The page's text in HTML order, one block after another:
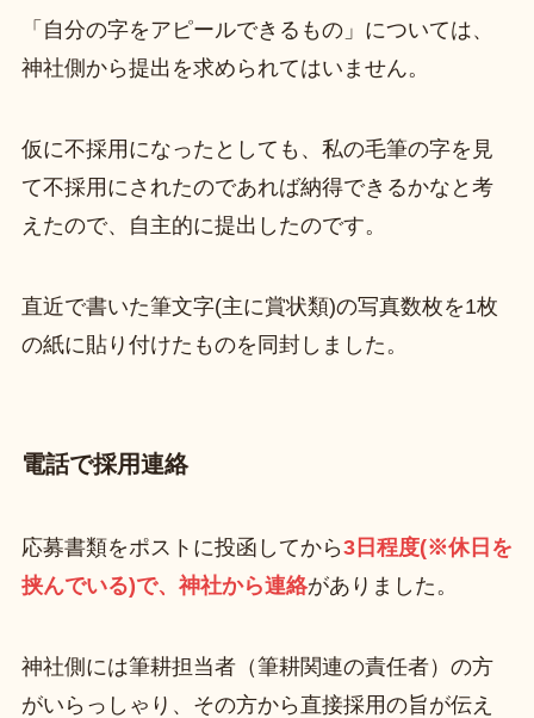
「自分の字をアピールできるもの」については、
神社側から提出を求められてはいません。
仮に不採用になったとしても、私の毛筆の字を見
て不採用にされたのであれば納得できるかなと考
えたので、自主的に提出したのです。
直近で書いた筆文字(主に賞状類)の写真数枚を1枚
の紙に貼り付けたものを同封しました。
電話で採用連絡
応募書類をポストに投函してから3日程度(※休日を
挟んでいる)で、神社から連絡がありました。
神社側には筆耕担当者（筆耕関連の責任者）の方
がいらっしゃり、その方から直接採用の旨が伝え